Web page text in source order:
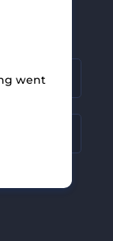
size
went